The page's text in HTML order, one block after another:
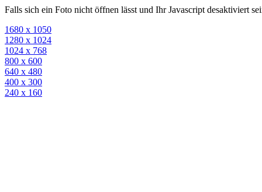
Falls sich ein Foto nicht öffnen lässt und Ihr Javascript desaktiviert
1680 x 1050
1280 x 1024
1024 x 768
800 x 600
640 x 480
400 x 300
240 x 160